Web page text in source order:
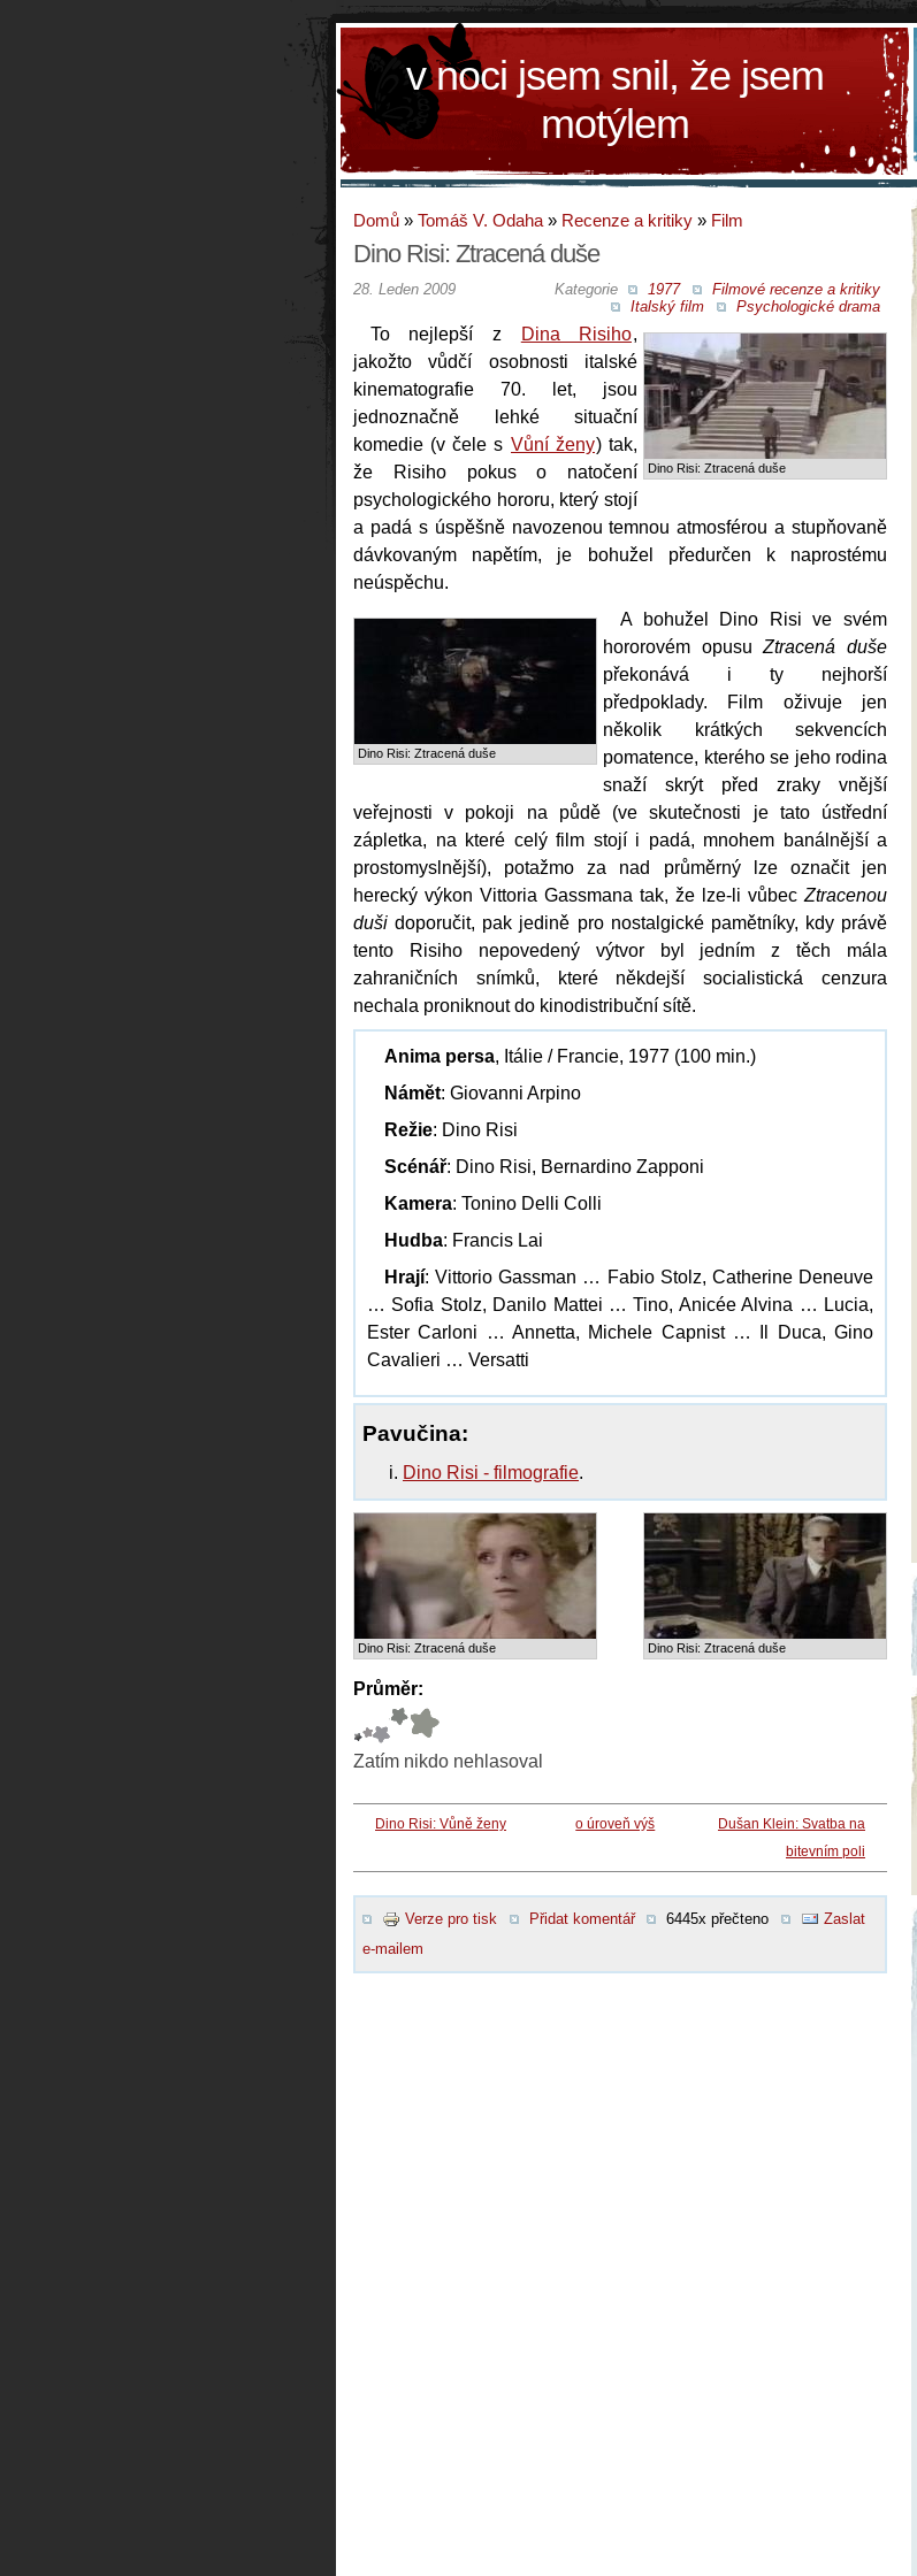
v noci jsem snil, že jsem
motýlem
Domů » Tomáš V. Odaha » Recenze a kritiky » Film
Dino Risi: Ztracená duše
Kategorie 1977
Filmové recenze a kritiky
Italský film
Psychologické drama
28. Leden 2009
Dino Risi: Ztracená duše
To nejlepší z Dina Risiho,
jakožto vůdčí osobnosti italské
kinematografie 70. let, jsou
jednoznačně lehké situační
komedie (v čele s Vůní ženy) tak,
že Risiho pokus o natočení
psychologického hororu, který stojí
a padá s úspěšně navozenou temnou atmosférou a stupňovaně
dávkovaným napětím, je bohužel předurčen k naprostému
neúspěchu.
Dino Risi: Ztracená duše
A bohužel Dino Risi ve svém
hororovém opusuZtracená duše
překonává i ty nejhorší
předpoklady. Film oživuje jen
několik krátkých sekvencích
pomatence, kterého se jeho rodina
snaží skrýt před zraky vnější
veřejnosti v pokoji na půdě (ve skutečnosti je tato ústřední
zápletka, na které celý film stojí i padá, mnohem banálnější a
prostomyslnější), potažmo za nad průměrný lze označit jen
herecký výkon Vittoria Gassmana tak, že lze-li vůbec Ztracenou
duši doporučit, pak jedině pro nostalgické pamětníky, kdy právě
tento Risiho nepovedený výtvor byl jedním z těch mála
zahraničních snímků, které někdejší socialistická cenzura
nechala proniknout do kinodistribuční sítě.
Anima persa, Itálie / Francie, 1977 (100 min.)
Námět: Giovanni Arpino
Režie: Dino Risi
Scénář: Dino Risi, Bernardino Zapponi
Kamera: Tonino Delli Colli
Hudba: Francis Lai
Hrají: Vittorio Gassman … Fabio Stolz, Catherine Deneuve
… Sofia Stolz, Danilo Mattei … Tino, Anicée Alvina … Lucia,
Ester Carloni … Annetta, Michele Capnist … Il Duca, Gino
Cavalieri … Versatti
Pavučina:
Dino Risi - filmografie.
Dino Risi: Ztracená duše Dino Risi: Ztracená duše
Průměr:
Zatím nikdo nehlasoval
Dino Risi: Vůně ženy o úroveň výš
Dušan Klein: Svatba na
bitevním poli
Verze pro tisk Přidat komentář 6445x přečteno
Zaslat
e-mailem